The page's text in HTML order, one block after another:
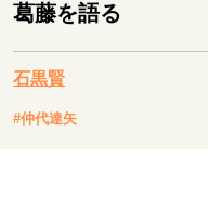
サイトの核・哲学
未知への挑戦
葛藤を語る
石黒賢
#仲代達矢